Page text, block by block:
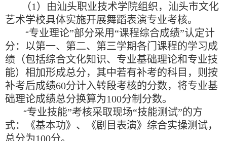
（1 ）由汕头职业技术学院组织，汕头市文化
艺术学校具体实施开展舞蹈表演专业考核。
“专业理论”部分采用“课程综合成绩”认定计
分：以第一、第二、第三学期各门课程的学习成
绩（包括综合文化知识、专业基础理论和专业技
能）相加形成总分，其中若有补考的科目，则按
补考后成绩60分计入转段考核的分数，将专业基
础理论成绩总分换算为100分制分数。
“专业技能”考核采取现场“技能测试”的方
式：《基本功》、《剧目表演》综合实操测试，
总分为100分。